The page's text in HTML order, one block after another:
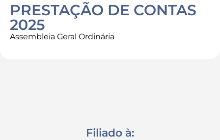
PRESTAÇÃO DE CONTAS
2025
Assembleia Geral Ordinária
Filiado à: